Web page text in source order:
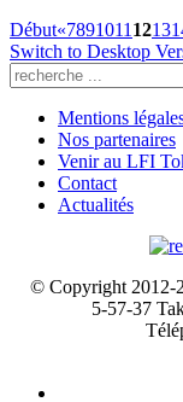
Début«7891011 1213
Switch to Desktop
Mentions
Nos partenaires
Venir au LFI
Contact
Actualités
© Copyright 2012-
5-57-37